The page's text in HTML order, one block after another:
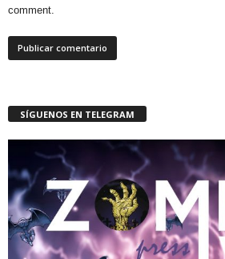
comment.
SÍGUENOS EN TELEGRAM